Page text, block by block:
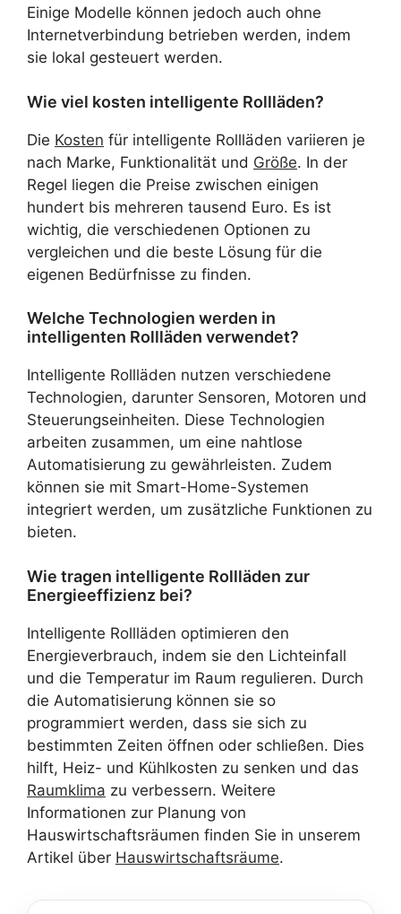
Einige Modelle können jedoch auch ohne
Internetverbindung betrieben werden, indem
sie lokal gesteuert werden.
Wie viel kosten intelligente Rollläden?
Die Kosten für intelligente Rollläden variieren je
nach Marke, Funktionalität und Größe. In der
Regel liegen die Preise zwischen einigen
hundert bis mehreren tausend Euro. Es ist
wichtig, die verschiedenen Optionen zu
vergleichen und die beste Lösung für die
eigenen Bedürfnisse zu finden.
Welche Technologien werden in
intelligenten Rollläden verwendet?
Intelligente Rollläden nutzen verschiedene
Technologien, darunter Sensoren, Motoren und
Steuerungseinheiten. Diese Technologien
arbeiten zusammen, um eine nahtlose
Automatisierung zu gewährleisten. Zudem
können sie mit Smart-Home-Systemen
integriert werden, um zusätzliche Funktionen zu
bieten.
Wie tragen intelligente Rollläden zur
Energieeffizienz bei?
Intelligente Rollläden optimieren den
Energieverbrauch, indem sie den Lichteinfall
und die Temperatur im Raum regulieren. Durch
die Automatisierung können sie so
programmiert werden, dass sie sich zu
bestimmten Zeiten öffnen oder schließen. Dies
hilft, Heiz- und Kühlkosten zu senken und das
Raumklima zu verbessern. Weitere
Informationen zur Planung von
Hauswirtschaftsräumen finden Sie in unserem
Artikel über Hauswirtschaftsräume.